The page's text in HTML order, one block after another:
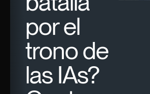
por el
trono de
las IAs?